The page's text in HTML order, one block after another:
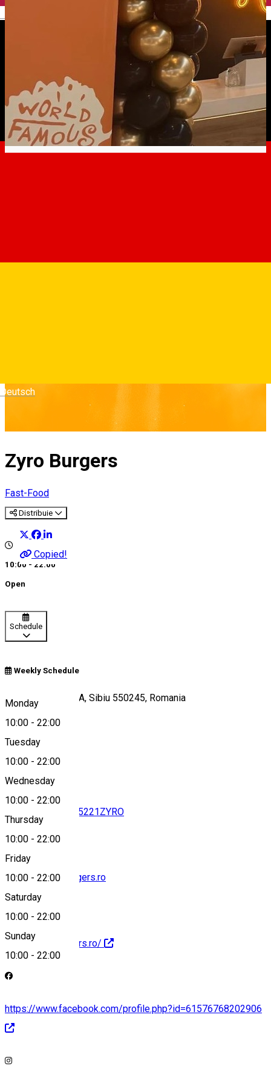
Deutsch
Zyro Burgers
Fast-Food
Distribuie
Copied!
10:00 - 22:00
Open
Schedule
Weekly Schedule
Monday
10:00 - 22:00
Tuesday
10:00 - 22:00
Wednesday
10:00 - 22:00
Thursday
10:00 - 22:00
Friday
10:00 - 22:00
Saturday
10:00 - 22:00
Sunday
10:00 - 22:00
Strada Lector 1-3A, Sibiu 550245, Romania
Map
075221ZYRO
contact@zyroburgers.ro
https://zyroburgers.ro/
https://www.facebook.com/profile.php?id=61576768202906